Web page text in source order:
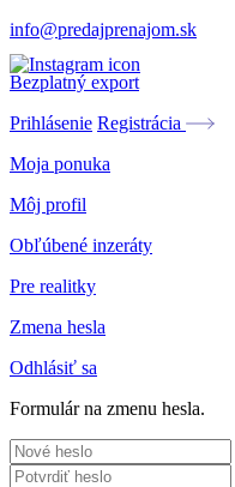
info@predajprenajom.sk
Bezplatný export
Prihlásenie Registrácia
Moja ponuka
Môj profil
Obľúbené inzeráty
Pre realitky
Zmena hesla
Odhlásiť sa
Formulár na zmenu hesla.